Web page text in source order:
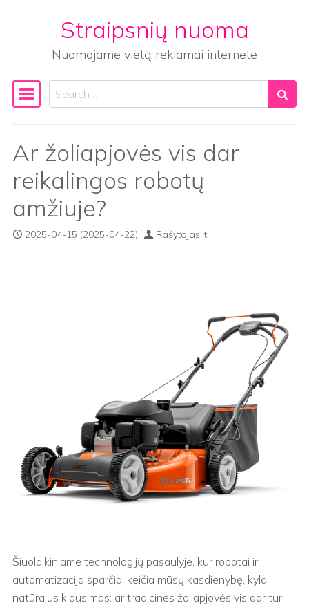
Straipsnių nuoma
Nuomojame vietą reklamai internete
Main Navigation
Search
Ar žoliapjovės vis dar
reikalingos robotų
amžiuje?
2025-04-15 (2025-04-22) Rašytojas.lt
Šiuolaikiniame technologijų pasaulyje, kur robotai ir
automatizacija sparčiai keičia mūsų kasdienybę, kyla
natūralus klausimas: ar tradicinės žoliapjovės vis dar turi